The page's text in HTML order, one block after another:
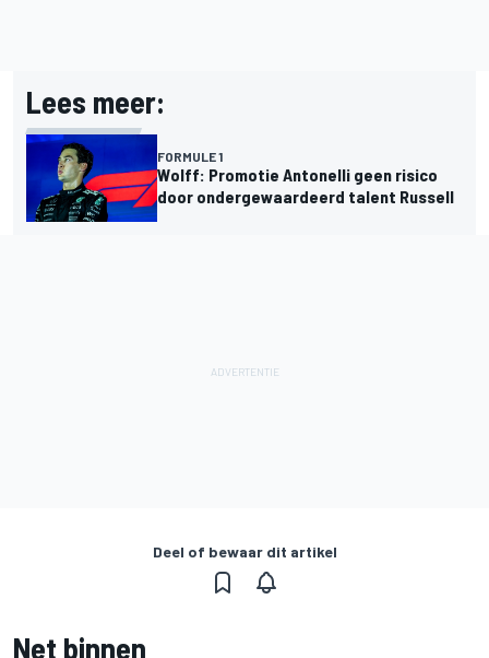
Lees meer:
FORMULE 1
Wolff: Promotie Antonelli geen risico
door ondergewaardeerd talent Russell
Deel of bewaar dit artikel
Net binnen